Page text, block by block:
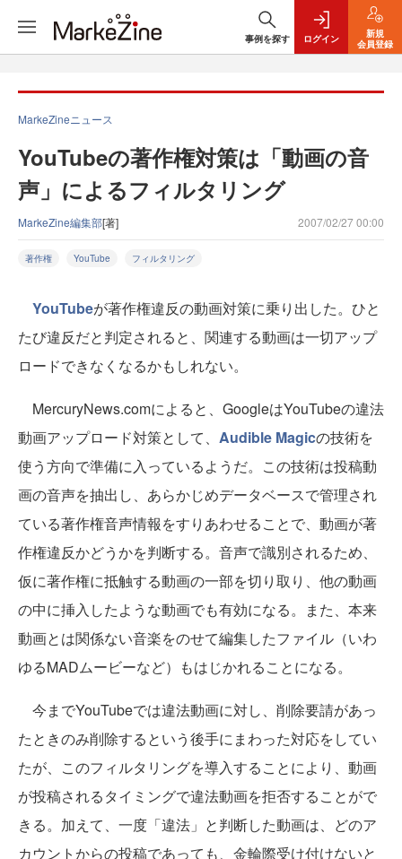
事例を探す ログイン
新規
会員登録
MarkeZineニュース
YouTubeの著作権対策は「動画の音
声」によるフィルタリング
MarkeZine編集部[著] 2007/02/27 00:00
著作権 YouTube フィルタリング
YouTubeが著作権違反の動画対策に乗り出した。ひと
たび違反だと判定されると、関連する動画は一切アップ
ロードできなくなるかもしれない。
MercuryNews.comによると、GoogleはYouTubeの違法
動画アップロード対策として、 Audible Magicの技術を
使う方向で準備に入っているようだ。この技術は投稿動
画の音声を抽出し、あらかじめデータベースで管理され
ている著作権音声情報をすりあわせることで、動画が著
作権違反かどうかを判断する。音声で識別されるため、
仮に著作権に抵触する動画の一部を切り取り、他の動画
の中に挿入したような動画でも有効になる。また、本来
動画とは関係ない音楽をのせて編集したファイル（いわ
ゆるMADムービーなど）もはじかれることになる。
今までYouTubeでは違法動画に対し、削除要請があっ
たときのみ削除するという後手にまわった対応をしてい
たが、このフィルタリングを導入することにより、動画
が投稿されるタイミングで違法動画を拒否することがで
きる。加えて、一度「違法」と判断した動画は、どのア
カウントからの投稿であっても、金輪際受け付けないと